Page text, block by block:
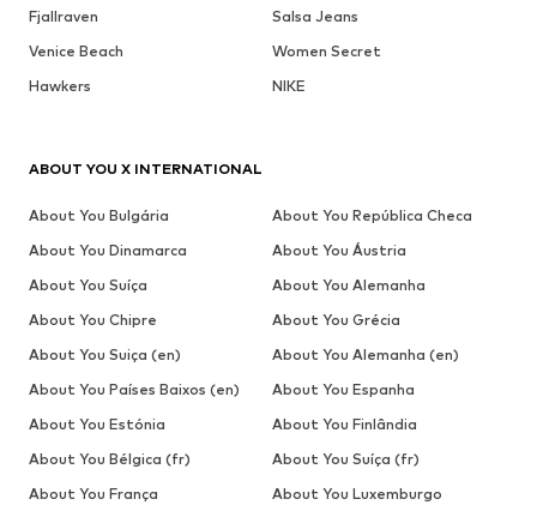
Fjallraven
Salsa Jeans
Venice Beach
Women Secret
Hawkers
NIKE
ABOUT YOU X INTERNATIONAL
About You Bulgária
About You República Checa
About You Dinamarca
About You Áustria
About You Suíça
About You Alemanha
About You Chipre
About You Grécia
About You Suiça (en)
About You Alemanha (en)
About You Países Baixos (en)
About You Espanha
About You Estónia
About You Finlândia
About You Bélgica (fr)
About You Suíça (fr)
About You França
About You Luxemburgo